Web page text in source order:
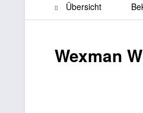
Übersicht
Wexman